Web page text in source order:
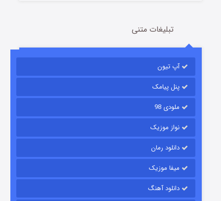
تبلیغات متنی
آپ تیون
پنل پیامک
ملودی 98
نواز موزیک
دانلود رمان
میفا موزیک
دانلود آهنگ